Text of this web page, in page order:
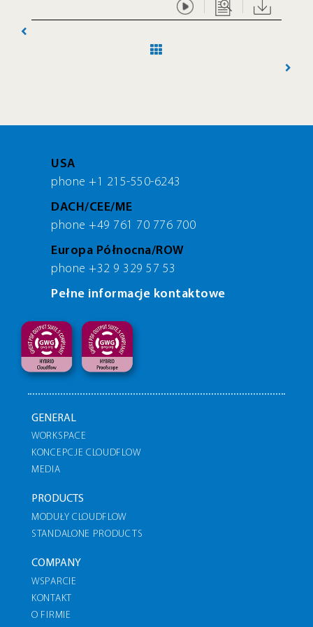
USA
phone +1 215-550-6243
DACH/CEE/ME
phone +49 761 70 776 700
Europa Północna/ROW
phone +32 9 329 57 53
Pełne informacje kontaktowe
GENERAL
WORKSPACE
KONCEPCJE CLOUDFLOW
MEDIA
PRODUCTS
MODUŁY CLOUDFLOW
STANDALONE PRODUCTS
COMPANY
WSPARCIE
KONTAKT
O FIRMIE